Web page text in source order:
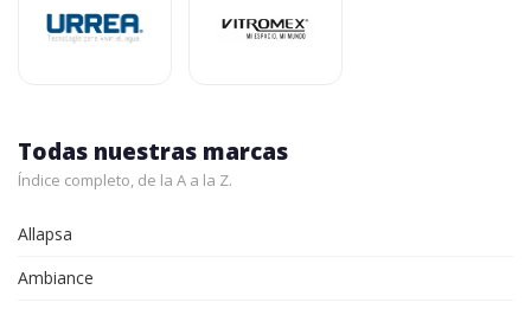
Todas nuestras marcas
Índice completo, de la A a la Z.
Allapsa
Ambiance